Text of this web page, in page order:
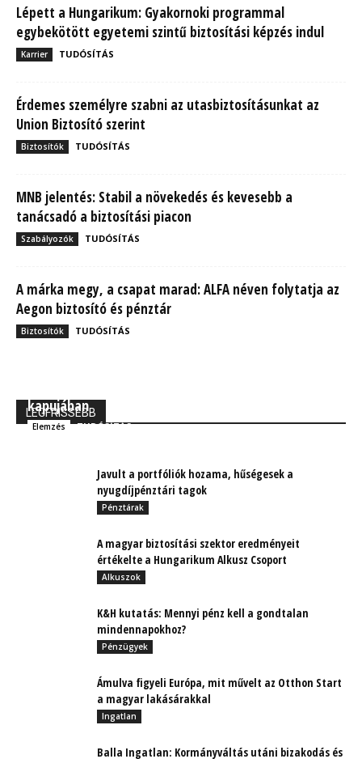
Lépett a Hungarikum: Gyakornoki programmal
egybekötött egyetemi szintű biztosítási képzés indul
Karrier TUDÓSÍTÁS
Érdemes személyre szabni az utasbiztosításunkat az
Union Biztosító szerint
Biztosítók TUDÓSÍTÁS
MNB jelentés: Stabil a növekedés és kevesebb a
tanácsadó a biztosítási piacon
Szabályozók TUDÓSÍTÁS
A márka megy, a csapat marad: ALFA néven folytatja az
Aegon biztosító és pénztár
Biztosítók TUDÓSÍTÁS
LEGFRISSEBB
kapujában
Elemzés TUDÓSÍTÁS
Javult a portfóliók hozama, hűségesek a
nyugdíjpénztári tagok
Pénztárak
A magyar biztosítási szektor eredményeit
értékelte a Hungarikum Alkusz Csoport
Alkuszok
K&H kutatás: Mennyi pénz kell a gondtalan
mindennapokhoz?
Pénzügyek
Ámulva figyeli Európa, mit művelt az Otthon Start
a magyar lakásárakkal
Ingatlan
Balla Ingatlan: Kormányváltás utáni bizakodás és